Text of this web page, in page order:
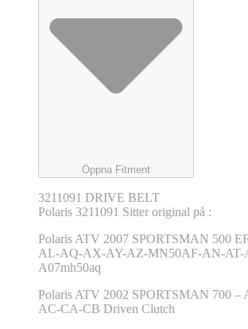
Öppna Fitment
3211091 DRIVE BELT
Polaris 3211091 Sitter original på :
Polaris ATV 2007 SPORTSMAN 500
AL-AQ-AX-AY-AZ-MN50AF-AN-AT-
A07mh50aq
Polaris ATV 2002 SPORTSMAN 700
AC-CA-CB Driven Clutch